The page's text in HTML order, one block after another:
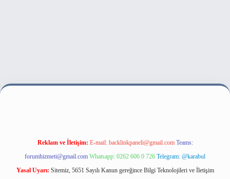
bahis sitesi
Reklam ve İletişim: E-mail: backlinkpaneli@gmail.com Teams:
forumhizmeti@gmail.com Whatsapp: 0262 606 0 726 Telegram: @karabul
Yasal Uyarı: Sitemiz, 5651 Sayılı Kanun gereğince Bilgi Teknolojileri ve İletişim